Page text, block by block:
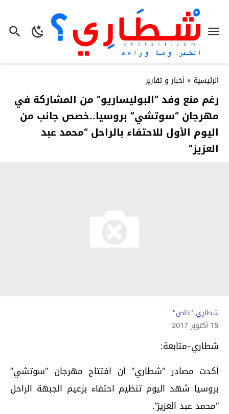
الرئيسية » أخبار و تقارير
رغم منع وفد “البوليساريو” من المشاركة في
مهرجان “سوتشي” بروسيا..خصص جانب من
اليوم الأول للاحتفاء بالراحل “محمد عبد
العزيز”
شطاري "خاص"
15 أكتوبر 2017
شطاري-متابعة:
أكدت مصادر “شطاري” أن افتتاح مهرجان “سوتشي”
بروسيا شهد اليوم تنظيم احتفاء بزعيم الجبهة الراحل
“محمد عبد العزيز”.